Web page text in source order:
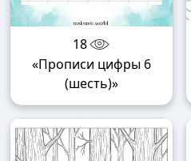
18
«Прописи цифры 6
(шесть)»